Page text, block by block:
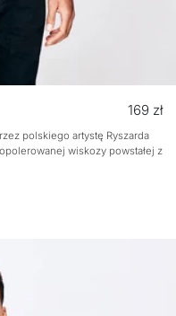
Cena
169 zł
polskiego artystę Ryszarda
wiskozy powstałej z